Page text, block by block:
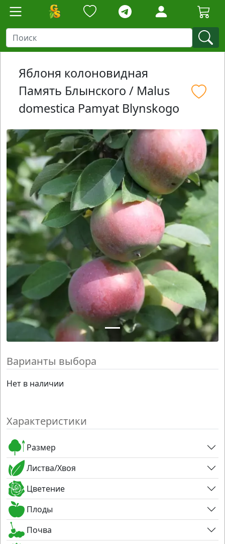
Яблоня колоновидная
Память Блынского / Malus
domestica Pamyat Blynskogo
Варианты выбора
Нет в наличии
Характеристики
Размер
Листва/Хвоя
Цветение
Плоды
Почва